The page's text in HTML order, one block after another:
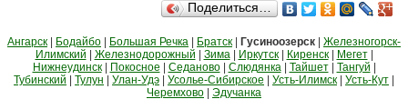
Поделиться…
Ангарск Бодайбо Большая Речка Братск Гусиноозерск
Железногорск-
Илимский
Железнодорожный Зима| Иркутск| Киренск| Мегет|
Нижнеудинск| Покосное Седаново| Слюдянка| Тайшет| Тангуй
Тубинский
Тулун Улан-Удэ Усолье-Сибирское Усть-Илимск Усть-Кут
Черемхово
Эдучанка